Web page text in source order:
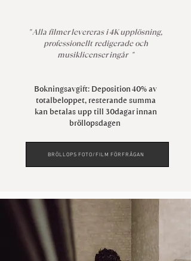
" Alla filmer levereras i 4K upplösning,
professionellt redigerade och
musiklicenser ingår "
Bokningsavgift: Deposition 40% av
totalbeloppet, resterande summa
kan betalas upp till 30dagar innan
bröllopsdagen
BRÖLLOPS FOTO/FILM FÖRFRÅGAN
Bröllop Film Paket
- Endast videograf